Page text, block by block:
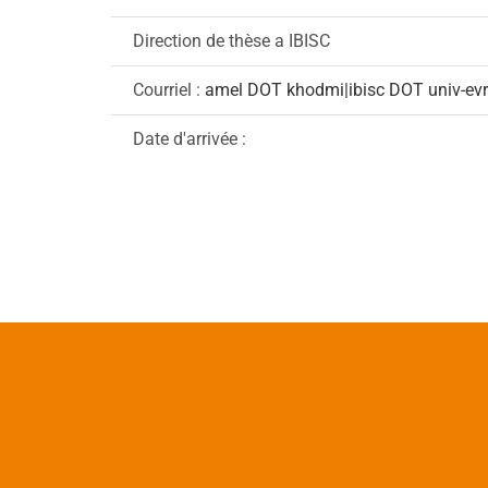
Direction de thèse a IBISC
Courriel : amel DOT khodmi|ibisc DOT univ-
Date d'arrivée :